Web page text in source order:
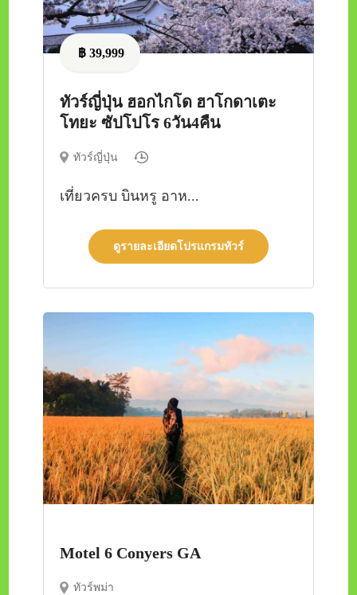
฿ 39,999
ทัวร์ญี่ปุ่น ฮอกไกโด ฮาโกดาเตะ
โทยะ ซัปโปโร 6วัน4คืน
ทัวร์ญี่ปุ่น
เที่ยวครบ บินหรู อาห...
ดูรายละเอียดโปรแกรมทัวร์
Motel 6 Conyers GA
ทัวร์พม่า